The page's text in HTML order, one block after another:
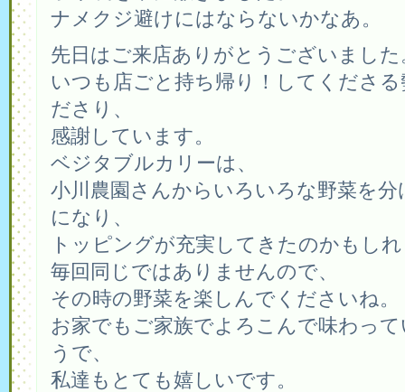
ナメクジ避けにはならないかなあ。
先日はご来店ありがとうございました
いつも店ごと持ち帰り！してくださ
ださり、
感謝しています。
ベジタブルカリーは、
小川農園さんからいろいろな野菜を
になり、
トッピングが充実してきたのかもし
毎回同じではありませんので、
その時の野菜を楽しんでくださいね。
お家でもご家族でよろこんで味わっ
うで、
私達もとても嬉しいです。